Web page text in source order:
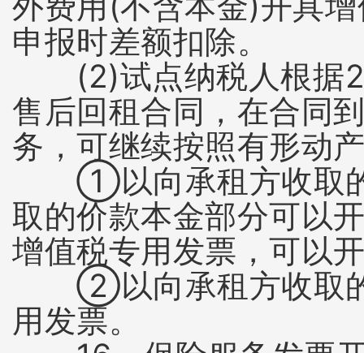
申报时差额扣除。
(2)试点纳税人根据
售后回租合同，在合同
务，可继续按照有形动
①以向承租方收取的
取的价款本金部分可以
增值税专用发票，可以
②以向承租方收取的
用发票。